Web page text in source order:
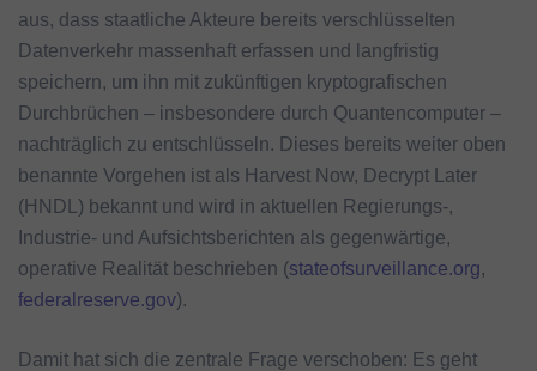
aus, dass staatliche Akteure bereits verschlüsselten
Datenverkehr massenhaft erfassen und langfristig
speichern, um ihn mit zukünftigen kryptografischen
Durchbrüchen – insbesondere durch Quantencomputer –
nachträglich zu entschlüsseln. Dieses bereits weiter oben
benannte Vorgehen ist als Harvest Now, Decrypt Later
(HNDL) bekannt und wird in aktuellen Regierungs‑,
Industrie‑ und Aufsichtsberichten als gegenwärtige,
operative Realität beschrieben (stateofsurveillance.org,
federalreserve.gov).
Damit hat sich die zentrale Frage verschoben: Es geht